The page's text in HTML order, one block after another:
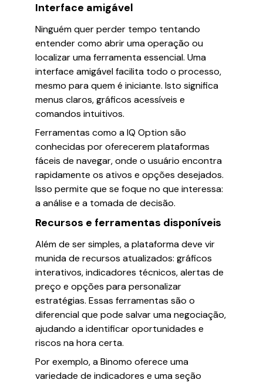
Interface amigável
Ninguém quer perder tempo tentando
entender como abrir uma operação ou
localizar uma ferramenta essencial. Uma
interface amigável facilita todo o processo,
mesmo para quem é iniciante. Isto significa
menus claros, gráficos acessíveis e
comandos intuitivos.
Ferramentas como a IQ Option são
conhecidas por oferecerem plataformas
fáceis de navegar, onde o usuário encontra
rapidamente os ativos e opções desejados.
Isso permite que se foque no que interessa:
a análise e a tomada de decisão.
Recursos e ferramentas disponíveis
Além de ser simples, a plataforma deve vir
munida de recursos atualizados: gráficos
interativos, indicadores técnicos, alertas de
preço e opções para personalizar
estratégias. Essas ferramentas são o
diferencial que pode salvar uma negociação,
ajudando a identificar oportunidades e
riscos na hora certa.
Por exemplo, a Binomo oferece uma
variedade de indicadores e uma seção